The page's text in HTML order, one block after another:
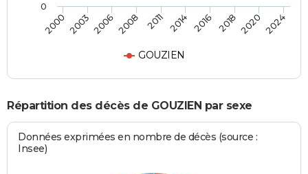
GOUZIEN
2000 200320062008 2011 2014 2016 2018 2020 2024
0
Répartition des décès de GOUZIEN par sexe
Données exprimées en nombre de décès (source :
Insee)